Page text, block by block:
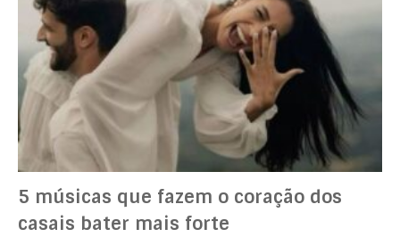
5 músicas que fazem o coração dos
casais bater mais forte